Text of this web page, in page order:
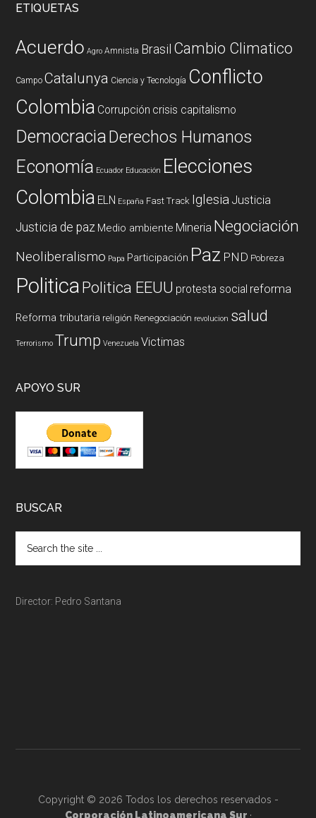
ETIQUETAS
Acuerdo Agro Amnistia Brasil Cambio Climatico
Campo Catalunya Ciencia y Tecnología Conflicto
Colombia Corrupción crisis capitalismo
DemocraciaDerechos Humanos
Economía Ecuador Educación Elecciones
Colombia ELN España Fast Track Iglesia Justicia
Justicia de paz Medio ambiente Mineria Negociación
Neoliberalismo Papa Participación Paz PND Pobreza
PoliticaPolitica EEUU protesta social reforma
Reforma tributaria religión Renegociación revolucion salud
Terrorismo Trump Venezuela Victimas
APOYO SUR
BUSCAR
Director: Pedro Santana
Copyright © 2026 Todos los derechos reservados -
Corporación Latinoamericana Sur ·